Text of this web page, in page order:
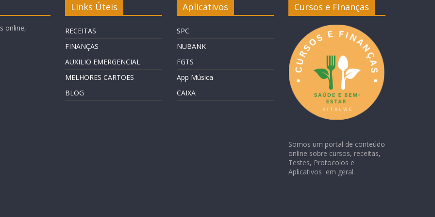
online,
Links Úteis
RECEITAS
FINANÇAS
AUXILIO EMERGENCIAL
MELHORES CARTOES
BLOG
Aplicativos
SPC
NUBANK
FGTS
App Música
CAIXA
Cursos e Finanças
Somos um portal de conteúdo
online sobre cursos, receitas,
Testes, Protocolos e
Aplicativos em geral.